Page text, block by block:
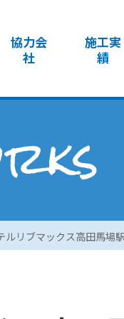
協力会
社
施工実
績
ルリブマックス高田馬場